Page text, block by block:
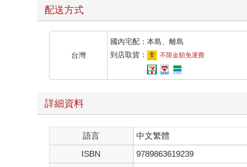
配送方式
台灣
國內宅配：本島、離島
到店取貨：
不限金額免運費
詳細資料
語言 中文繁體
ISBN
9789863619239